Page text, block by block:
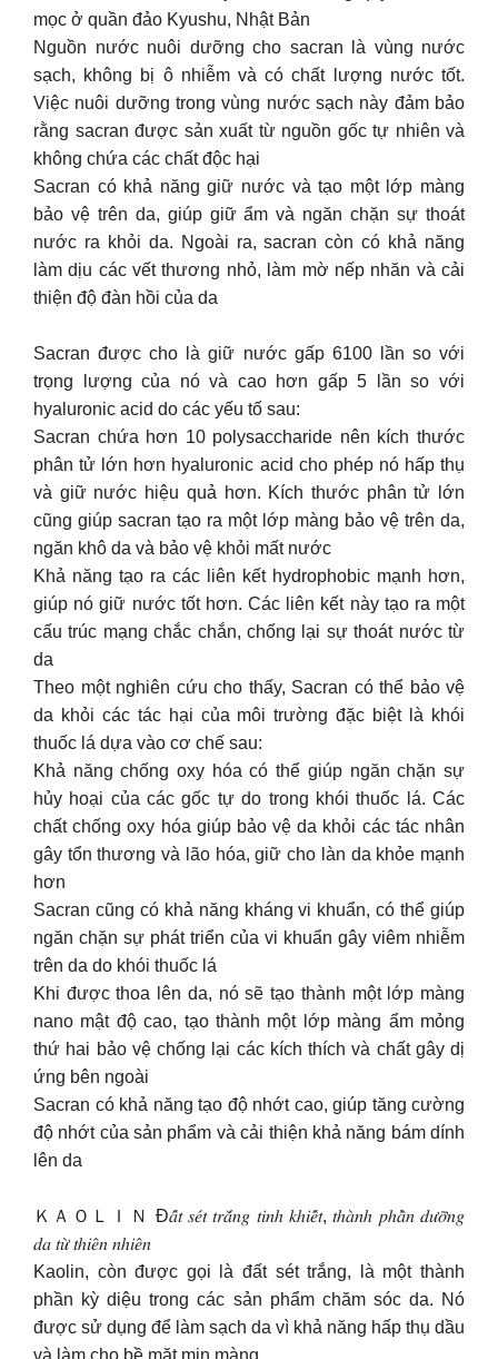
mọc ở quần đảo Kyushu, Nhật Bản
Nguồn nước nuôi dưỡng cho sacran là vùng nước
sạch, không bị ô nhiễm và có chất lượng nước tốt.
Việc nuôi dưỡng trong vùng nước sạch này đảm bảo
rằng sacran được sản xuất từ nguồn gốc tự nhiên và
không chứa các chất độc hại
Sacran có khả năng giữ nước và tạo một lớp màng
bảo vệ trên da, giúp giữ ẩm và ngăn chặn sự thoát
nước ra khỏi da. Ngoài ra, sacran còn có khả năng
làm dịu các vết thương nhỏ, làm mờ nếp nhăn và cải
thiện độ đàn hồi của da
Sacran được cho là giữ nước gấp 6100 lần so với
trọng lượng của nó và cao hơn gấp 5 lần so với
hyaluronic acid do các yếu tố sau:
Sacran chứa hơn 10 polysaccharide nên kích thước
phân tử lớn hơn hyaluronic acid cho phép nó hấp thụ
và giữ nước hiệu quả hơn. Kích thước phân tử lớn
cũng giúp sacran tạo ra một lớp màng bảo vệ trên da,
ngăn khô da và bảo vệ khỏi mất nước
Khả năng tạo ra các liên kết hydrophobic mạnh hơn,
giúp nó giữ nước tốt hơn. Các liên kết này tạo ra một
cấu trúc mạng chắc chắn, chống lại sự thoát nước từ
da
Theo một nghiên cứu cho thấy, Sacran có thể bảo vệ
da khỏi các tác hại của môi trường đặc biệt là khói
thuốc lá dựa vào cơ chế sau:
Khả năng chống oxy hóa có thể giúp ngăn chặn sự
hủy hoại của các gốc tự do trong khói thuốc lá. Các
chất chống oxy hóa giúp bảo vệ da khỏi các tác nhân
gây tổn thương và lão hóa, giữ cho làn da khỏe mạnh
hơn
Sacran cũng có khả năng kháng vi khuẩn, có thể giúp
ngăn chặn sự phát triển của vi khuẩn gây viêm nhiễm
trên da do khói thuốc lá
Khi được thoa lên da, nó sẽ tạo thành một lớp màng
nano mật độ cao, tạo thành một lớp màng ẩm mỏng
thứ hai bảo vệ chống lại các kích thích và chất gây dị
ứng bên ngoài
Sacran có khả năng tạo độ nhớt cao, giúp tăng cường
độ nhớt của sản phẩm và cải thiện khả năng bám dính
lên da
ＫＡＯＬＩＮ Đ𝑎̂́𝑡 𝑠𝑒́𝑡 𝑡𝑟𝑎̆́𝑛𝑔 𝑡𝑖𝑛ℎ 𝑘ℎ𝑖𝑒̂́𝑡, 𝑡ℎ𝑎̀𝑛ℎ 𝑝ℎ𝑎̂̀𝑛 𝑑𝑢̛𝑜̛̃𝑛𝑔
𝑑𝑎 𝑡𝑢̛̀ 𝑡ℎ𝑖𝑒̂𝑛 𝑛ℎ𝑖𝑒̂𝑛
Kaolin, còn được gọi là đất sét trắng, là một thành
phần kỳ diệu trong các sản phẩm chăm sóc da. Nó
được sử dụng để làm sạch da vì khả năng hấp thụ dầu
và làm cho bề mặt mịn màng